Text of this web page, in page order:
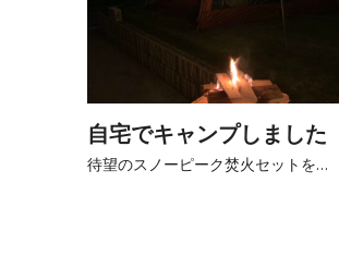
自宅でキャンプしました
待望のスノーピーク焚火セットを…